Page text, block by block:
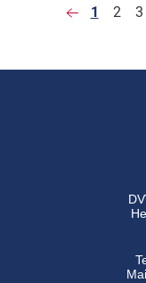
1 2 3